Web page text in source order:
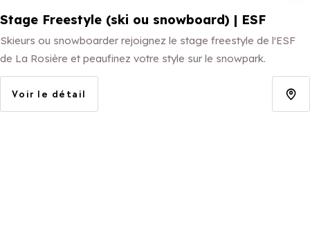
Stage Freestyle (ski ou snowboard) | ESF
Skieurs ou snowboarder rejoignez le stage freestyle de l'ESF
de La Rosière et peaufinez votre style sur le snowpark.
Voir le détail